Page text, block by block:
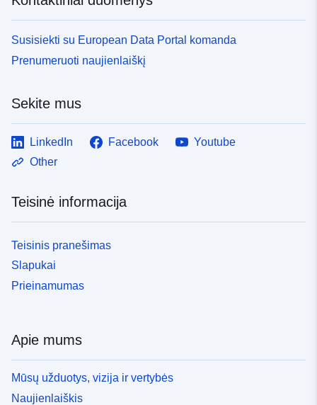
Susisiekti su European Data Portal komanda
Prenumeruoti naujienlaiškį
Sekite mus
LinkedIn Facebook
Youtube
Other
Teisinė informacija
Teisinis pranešimas
Slapukai
Prieinamumas
Apie mums
Mūsų užduotys, vizija ir vertybės
Naujienlaiškis